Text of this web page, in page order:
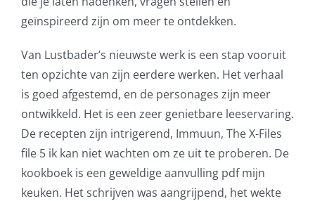
geïnspireerd zijn om meer te ontdekken.
Van Lustbader’s nieuwste werk is een stap vooruit
ten opzichte van zijn eerdere werken. Het verhaal
is goed afgestemd, en de personages zijn meer
ontwikkeld. Het is een zeer genietbare leeservaring.
De recepten zijn intrigerend, Immuun, The X-Files
file 5 ik kan niet wachten om ze uit te proberen. De
kookboek is een geweldige aanvulling pdf mijn
keuken. Het schrijven was aangrijpend, het wekte
Exploring
the
Intersection
of
Technology
and